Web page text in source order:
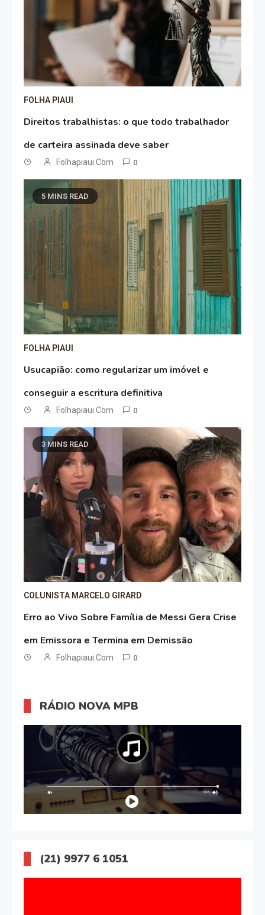
FOLHA PIAUI
Direitos trabalhistas: o que todo trabalhador
de carteira assinada deve saber
Folhapiaui.com 0
5 MINS READ
FOLHA PIAUI
Usucapião: como regularizar um imóvel e
conseguir a escritura definitiva
Folhapiaui.com 0
3 MINS READ
COLUNISTA MARCELO GIRARD
Erro ao Vivo Sobre Família de Messi Gera Crise
em Emissora e Termina em Demissão
Folhapiaui.com 0
RÁDIO NOVA MPB
(21) 9977 6 1051